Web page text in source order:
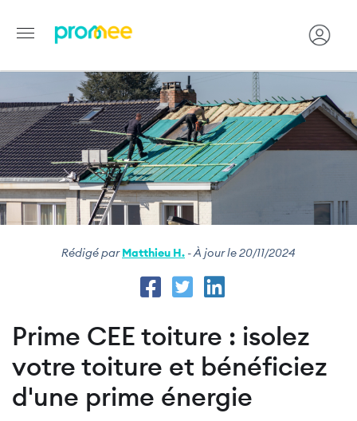
Aller
au
contenu
principal
Rédigé parMatthieu H. - À jour le 20/11/2024
Prime CEE toiture : isolez
votre toiture et bénéficiez
d'une prime énergie